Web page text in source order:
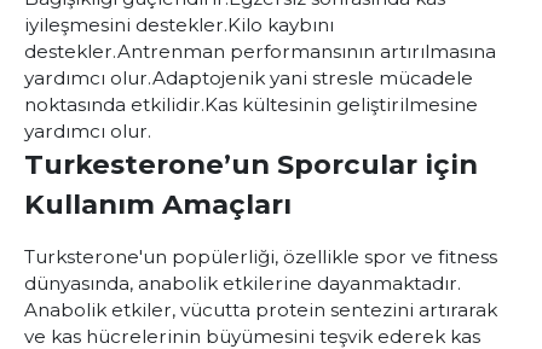
iyileşmesini destekler.Kilo kaybını
destekler.Antrenman performansının artırılmasına
yardımcı olur.Adaptojenik yani stresle mücadele
noktasında etkilidir.Kas kültesinin geliştirilmesine
yardımcı olur.
Turkesterone’un Sporcular için
Kullanım Amaçları
Turksterone'un popülerliği, özellikle spor ve fitness
dünyasında, anabolik etkilerine dayanmaktadır.
Anabolik etkiler, vücutta protein sentezini artırarak
ve kas hücrelerinin büyümesini teşvik ederek kas